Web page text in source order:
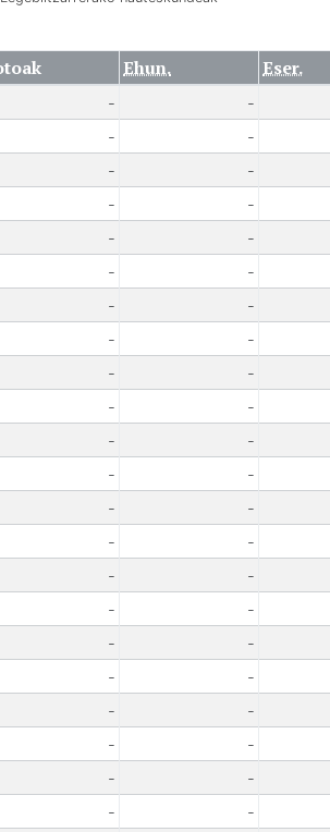
Ehun.
Eser.
- -
- -
- -
- -
- -
- -
- -
- -
- -
- -
- -
- -
- -
- -
- -
- -
- -
- -
- -
- -
- -
- -